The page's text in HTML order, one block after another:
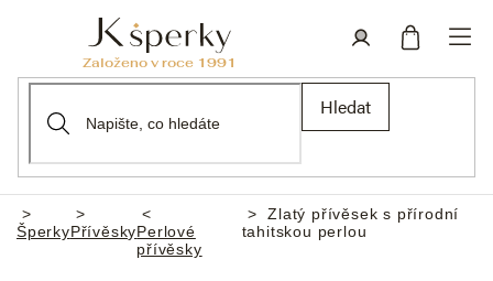
Hledat
Domů
ŠperkyPřívěskyPerlové
přívěsky
Zlatý přívěsek s přírodní
tahitskou perlou